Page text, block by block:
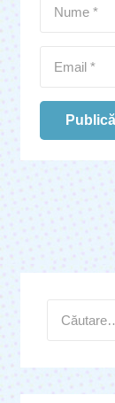
după: